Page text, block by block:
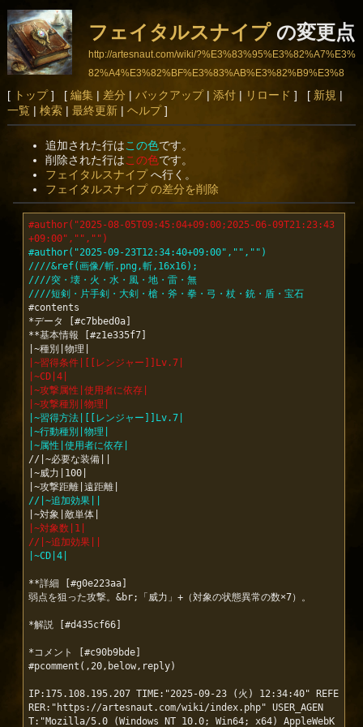
フェイタルスナイプの変更点
http://artesnaut.com/wiki/?%E3%83%95%E3%82%A7%E3%
82%A4%E3%82%BF%E3%83%AB%E3%82%B9%E3%8
3%8A%E3%82%A4%E3%83%97
[ トップ] [ 編集| 差分 | バックアップ| 添付| リロード ] [ 新規 |
一覧 | 検索| 最終更新| ヘルプ]
追加された行はこの色です。
削除された行はこの色です。
フェイタルスナイプへ行く。
フェイタルスナイプ の差分を削除
#author("2025-08-05T09:45:04+09:00;2025-06-09T21:23:43
+09:00","","")
#author("2025-09-23T12:34:40+09:00","","")
////&ref(画像/斬.png,斬,16x16);
////突・壊・火・水・風・地・雷・無
////短剣・片手剣・大剣・槍・斧・拳・弓・杖・銃・盾・宝石
#contents
*データ [#c7bbed0a]
**基本情報 [#z1e335f7]
|~習得条件|[[レンジャー]]Lv.7|
|~CD|4|
|~攻撃属性|使用者に依存|
|~攻撃種別|物理|
|~習得方法|[[レンジャー]]Lv.7|
|~行動種別|物理|
|~属性|使用者に依存|
//|~必要な装備||
|~威力|100|
//|~追加効果||
|~対象数|1|
//|~追加効果||
|~CD|4|
**詳細 [#g0e223aa]
弱点を狙った攻撃。&br;「威力」+（対象の状態異常の数×7）。
*解説 [#d435cf66]
*コメント [#c90b9bde]
#pcomment(,20,below,reply)
IP:175.108.195.207 TIME:"2025-09-23 (火) 12:34:40" REFE
RER:"https://artesnaut.com/wiki/index.php" USER_AGEN
T:"Mozilla/5.0 (Windows NT 10.0; Win64; x64) AppleWebK